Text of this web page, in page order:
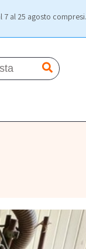
al 25 agosto